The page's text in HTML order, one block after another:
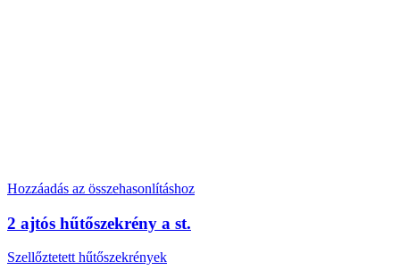
Hozzáadás az összehasonlításhoz
2 ajtós hűtőszekrény a st.
Szellőztetett hűtőszekrények